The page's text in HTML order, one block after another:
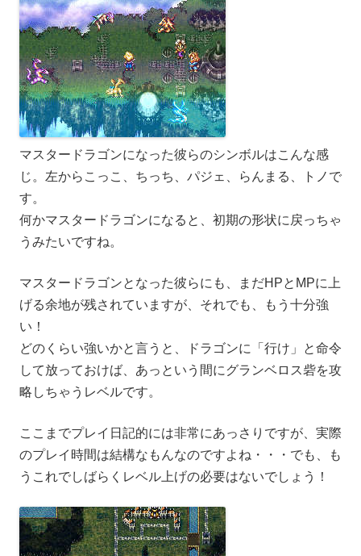
マスタードラゴンになった彼らのシンボルはこんな感
じ。左からこっこ、ちっち、パジェ、らんまる、トノで
す。
何かマスタードラゴンになると、初期の形状に戻っちゃ
うみたいですね。
マスタードラゴンとなった彼らにも、まだHPとMPに上
げる余地が残されていますが、それでも、もう十分強
い！
どのくらい強いかと言うと、ドラゴンに「行け」と命令
して放っておけば、あっという間にグランベロス砦を攻
略しちゃうレベルです。
ここまでプレイ日記的には非常にあっさりですが、実際
のプレイ時間は結構なもんなのですよね・・・でも、も
うこれでしばらくレベル上げの必要はないでしょう！